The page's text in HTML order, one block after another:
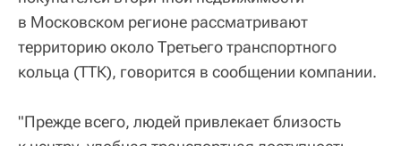
в Московском регионе рассматривают
территорию около Третьего транспортного
кольца (ТТК), говорится в сообщении компании.
"Прежде всего, людей привлекает близость